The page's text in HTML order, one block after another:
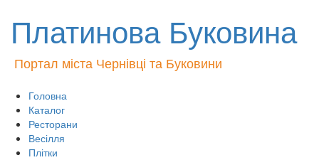
Платинова Буковина
Портал міста Чернівці та Буковини
Головна
Каталог
Ресторани
Весілля
Плітки